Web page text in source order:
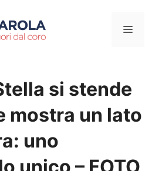
Menu
si stende
mostra un lato
uno